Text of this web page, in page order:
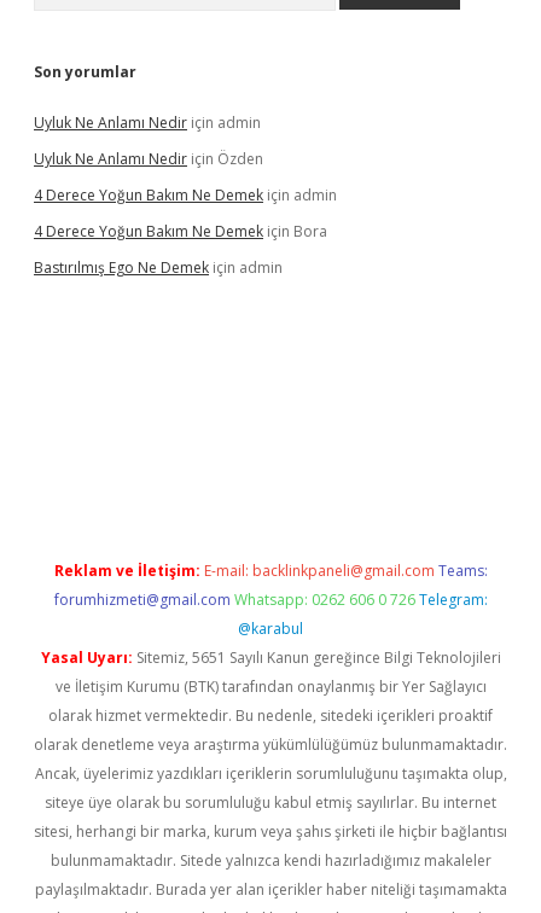
Son yorumlar
Uyluk Ne Anlamı Nedir için admin
Uyluk Ne Anlamı Nedir için Özden
4 Derece Yoğun Bakım Ne Demek için admin
4 Derece Yoğun Bakım Ne Demek için Bora
Bastırılmış Ego Ne Demek için admin
Reklam ve İletişim: E-mail: backlinkpaneli@gmail.com Teams:
forumhizmeti@gmail.com Whatsapp: 0262 606 0 726 Telegram:
@karabul
Yasal Uyarı: Sitemiz, 5651 Sayılı Kanun gereğince Bilgi Teknolojileri
ve İletişim Kurumu (BTK) tarafından onaylanmış bir Yer Sağlayıcı
olarak hizmet vermektedir. Bu nedenle, sitedeki içerikleri proaktif
olarak denetleme veya araştırma yükümlülüğümüz bulunmamaktadır.
Ancak, üyelerimiz yazdıkları içeriklerin sorumluluğunu taşımakta olup,
siteye üye olarak bu sorumluluğu kabul etmiş sayılırlar. Bu internet
sitesi, herhangi bir marka, kurum veya şahıs şirketi ile hiçbir bağlantısı
bulunmamaktadır. Sitede yalnızca kendi hazırladığımız makaleler
paylaşılmaktadır. Burada yer alan içerikler haber niteliği taşımamakta